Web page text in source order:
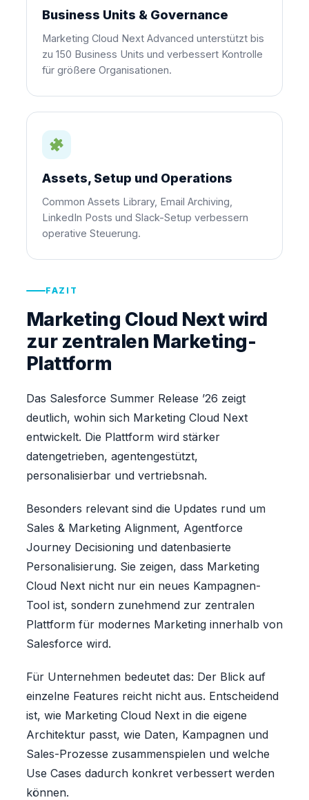
Business Units & Governance
Marketing Cloud Next Advanced unterstützt bis
zu 150 Business Units und verbessert Kontrolle
für größere Organisationen.
Assets, Setup und Operations
Common Assets Library, Email Archiving,
LinkedIn Posts und Slack-Setup verbessern
operative Steuerung.
FAZIT
Marketing Cloud Next wird
zur zentralen Marketing-
Plattform
Das Salesforce Summer Release ’26 zeigt
deutlich, wohin sich Marketing Cloud Next
entwickelt. Die Plattform wird stärker
datengetrieben, agentengestützt,
personalisierbar und vertriebsnah.
Besonders relevant sind die Updates rund um
Sales & Marketing Alignment, Agentforce
Journey Decisioning und datenbasierte
Personalisierung. Sie zeigen, dass Marketing
Cloud Next nicht nur ein neues Kampagnen-
Tool ist, sondern zunehmend zur zentralen
Plattform für modernes Marketing innerhalb von
Salesforce wird.
Für Unternehmen bedeutet das: Der Blick auf
einzelne Features reicht nicht aus. Entscheidend
ist, wie Marketing Cloud Next in die eigene
Architektur passt, wie Daten, Kampagnen und
Sales-Prozesse zusammenspielen und welche
Use Cases dadurch konkret verbessert werden
können.